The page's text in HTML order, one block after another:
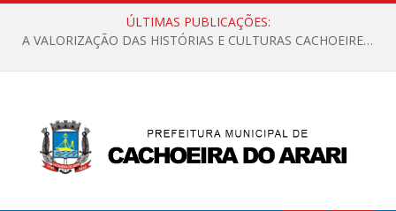
ÚLTIMAS PUBLICAÇÕES:
A VALORIZAÇÃO DAS HISTÓRIAS E CULTURAS CACHOEIRENSES